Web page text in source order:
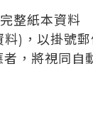
整紙本資料
)，以掛號
，將視同自